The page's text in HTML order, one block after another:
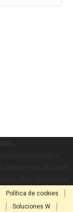
Política de cookies
Soluciones W